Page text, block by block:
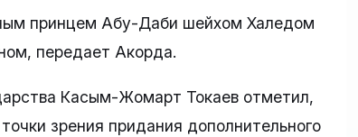
принцем Абу-Даби шейхом Халедом
передает Акорда.
Касым-Жомарт Токаев отметил,
зрения придания дополнительного